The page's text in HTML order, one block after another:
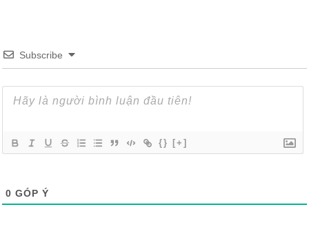
Subscribe
{} [+]
0 GÓP Ý